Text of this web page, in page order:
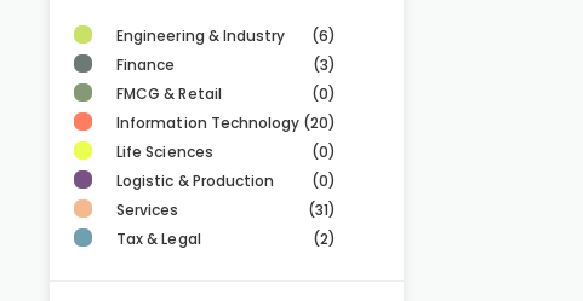
Engineering & Industry
(6)
Finance
(3)
FMCG & Retail
(0)
Information Technology (20)
Life Sciences
(0)
Logistic & Production
(0)
Services
(31)
Tax & Legal
(2)